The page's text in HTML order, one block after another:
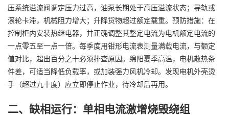
压系统溢流阀调定压力过高，油泵长期处于高压溢流状态；导轨或
滚轮卡滞，机械阻力增大；升降货物超过额定载重。预防措施：在
控制柜内安装热继电器，并正确调整其整定电流为电机额定电流的
一点零五至一点一倍。每季度用钳形电流表测量满载电流，与额定
值对比，超出百分之十必须排查原因。绵阳夏季高温，电机散热条
件差，可适当降低负载率，或加装强力风机冷却。发现电机外壳烫
手（超过九十度）应立即停止作业，待冷却后再用。
二、缺相运行：单相电流激增烧毁绕组